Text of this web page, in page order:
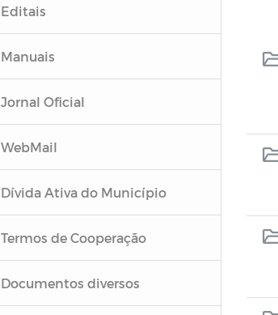
Editais
Manuais
Jornal Oficial
WebMail
Dívida Ativa do Município
Termos de Cooperação
Documentos diversos